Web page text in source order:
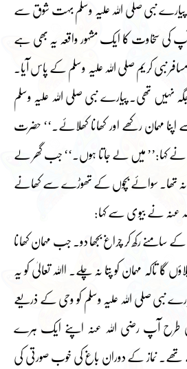
پیارے نبی صلی اللہ علیہ وسلم بہت شوق سے
کی سخاوت کا ایک مشہور واقعہ یہ بھی ہے
نبی کریم صلی اللہ علیہ وسلم کے پاس آیا۔
نہیں تھی۔ پیارے نبی صلی اللہ علیہ وسلم
مہمان رکھے اور کھانا کھلائے۔‘‘ حضرت
نے کہا:’’ میں لے جاتا ہوں۔‘‘ جب گھر لے
کو نہ تھا۔ سوائے بچوں کے تھوڑے سے کھانے
عنہ نے بیوی سے کہا:
کے سامنے رکھ کر چراغ بجھا دو۔ جب مہمان کھانا
گا تاکہ مہمان کو پتا نہ چلے۔ اﷲ تعالیٰ کو یہ
نبی صلی اللہ علیہ وسلم کو وحی کے ذریعے
طرح آپ رضی اللہ عنہ اپنے ایک ہرے
تھے۔ نماز کے دوران باغ کی خوب صورتی کی